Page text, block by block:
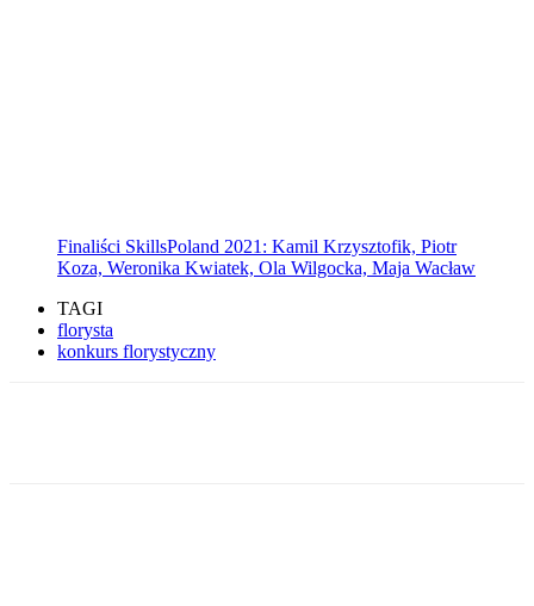
Finaliści SkillsPoland 2021: Kamil Krzysztofik, Piotr
Koza, Weronika Kwiatek, Ola Wilgocka, Maja Wacław
TAGI
florysta
konkurs florystyczny